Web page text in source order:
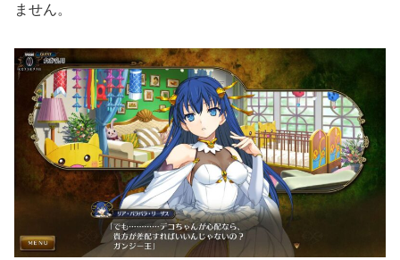
ません。